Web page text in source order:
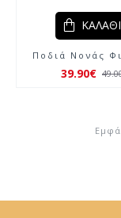
Ποδιά Νονάς
39.90€
ΚΑΛΆΘΙ